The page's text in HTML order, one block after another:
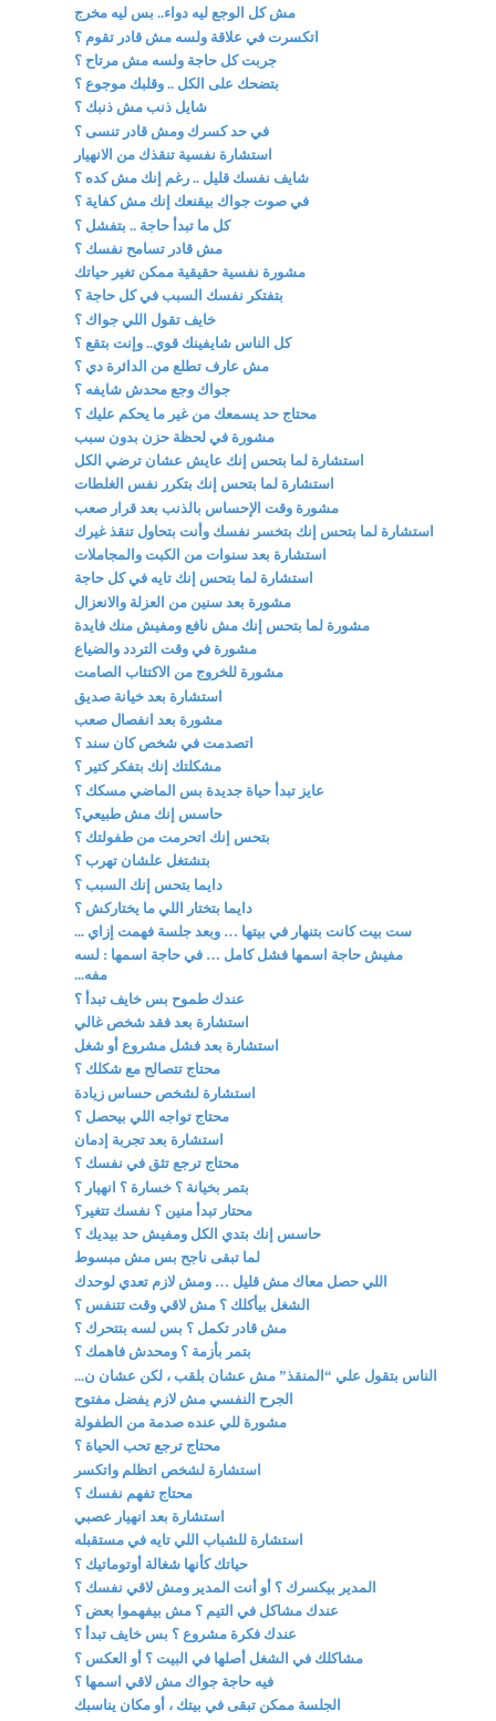
مش كل الوجع ليه دواء.. بس ليه مخرج
اتكسرت في علاقة ولسه مش قادر تقوم ؟
جربت كل حاجة ولسه مش مرتاح ؟
بتضحك على الكل .. وقلبك موجوع ؟
شايل ذنب مش ذنبك ؟
في حد كسرك ومش قادر تنسى ؟
استشارة نفسية تنقذك من الانهيار
شايف نفسك قليل .. رغم إنك مش كده ؟
في صوت جواك بيقنعك إنك مش كفاية ؟
كل ما تبدأ حاجة .. بتفشل ؟
مش قادر تسامح نفسك ؟
مشورة نفسية حقيقية ممكن تغير حياتك
بتفتكر نفسك السبب في كل حاجة ؟
خايف تقول اللي جواك ؟
كل الناس شايفينك قوي.. وإنت بتقع ؟
مش عارف تطلع من الدائرة دي ؟
جواك وجع محدش شايفه ؟
محتاج حد يسمعك من غير ما يحكم عليك ؟
مشورة في لحظة حزن بدون سبب
استشارة لما بتحس إنك عايش عشان ترضي الكل
استشارة لما بتحس إنك بتكرر نفس الغلطات
مشورة وقت الإحساس بالذنب بعد قرار صعب
استشارة لما بتحس إنك بتخسر نفسك وأنت بتحاول تنقذ غيرك
استشارة بعد سنوات من الكبت والمجاملات
استشارة لما بتحس إنك تايه في كل حاجة
مشورة بعد سنين من العزلة والانعزال
مشورة لما بتحس إنك مش نافع ومفيش منك فايدة
مشورة في وقت التردد والضياع
مشورة للخروج من الاكتئاب الصامت
استشارة بعد خيانة صديق
مشورة بعد انفصال صعب
اتصدمت في شخص كان سند ؟
مشكلتك إنك بتفكر كتير ؟
عايز تبدأ حياة جديدة بس الماضي مسكك ؟
حاسس إنك مش طبيعي؟
بتحس إنك اتحرمت من طفولتك ؟
بتشتغل علشان تهرب ؟
دايما بتحس إنك السبب ؟
دايما بتختار اللي ما يختاركش ؟
ست بيت كانت بتنهار في بيتها … وبعد جلسة فهمت إزاي ...
مفيش حاجة اسمها فشل كامل … في حاجة اسمها : لسه
مفه...
عندك طموح بس خايف تبدأ ؟
استشارة بعد فقد شخص غالي
استشارة بعد فشل مشروع أو شغل
محتاج تتصالح مع شكلك ؟
استشارة لشخص حساس زيادة
محتاج تواجه اللي بيحصل ؟
استشارة بعد تجربة إدمان
محتاج ترجع تثق في نفسك ؟
بتمر بخيانة ؟ خسارة ؟ انهيار ؟
محتار تبدأ منين ؟ نفسك تتغير؟
حاسس إنك بتدي الكل ومفيش حد بيديك ؟
لما تبقى ناجح بس مش مبسوط
اللي حصل معاك مش قليل … ومش لازم تعدي لوحدك
الشغل بيأكلك ؟ مش لاقي وقت تتنفس ؟
مش قادر تكمل ؟ بس لسه بتتحرك ؟
بتمر بأزمة ؟ ومحدش فاهمك ؟
الناس بتقول علي “المنقذ” مش عشان بلقب ، لكن عشان ن...
الجرح النفسي مش لازم يفضل مفتوح
مشورة للي عنده صدمة من الطفولة
محتاج ترجع تحب الحياة ؟
استشارة لشخص اتظلم واتكسر
محتاج تفهم نفسك ؟
استشارة بعد انهيار عصبي
استشارة للشباب اللي تايه في مستقبله
حياتك كأنها شغالة أوتوماتيك ؟
المدير بيكسرك ؟ أو أنت المدير ومش لاقي نفسك ؟
عندك مشاكل في التيم ؟ مش بيفهموا بعض ؟
عندك فكرة مشروع ؟ بس خايف تبدأ ؟
مشاكلك في الشغل أصلها في البيت ؟ أو العكس ؟
فيه حاجة جواك مش لاقي اسمها ؟
الجلسة ممكن تبقى في بيتك ، أو مكان يناسبك